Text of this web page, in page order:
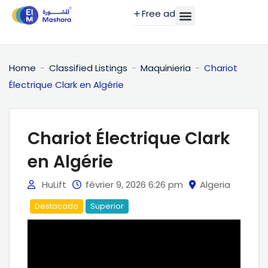
Free ad
Home Classified Listings Maquinieria
Chariot
Électrique Clark en Algérie
Chariot Électrique Clark
en Algérie
HuLift février 9, 2026 6:26 pm Algeria
Destacado Superior